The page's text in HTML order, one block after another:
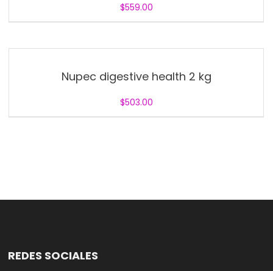
$559.00
Nupec digestive health 2 kg
$503.00
REDES SOCIALES